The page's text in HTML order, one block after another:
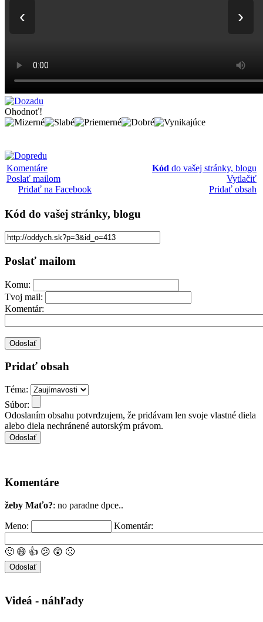
‹ ›
Ohodnoť!
Komentáre
Poslať mailom
Pridať na Facebook
Kód do vašej stránky, blogu
Vytlačiť
Pridať obsah
Kód do vašej stránky, blogu
Poslať mailom
Komu:
Tvoj mail:
Komentár:
Pridať obsah
Téma:
Súbor:
Odoslaním obsahu potvrdzujem, že pridávam len svoje vlastné diela
alebo diela nechránené autorským právom.
Komentáre
žeby Maťo?: no paradne dpce..
Meno: Komentár:
🙂 😄 👍 😕 😲 🙁
Videá - náhľady